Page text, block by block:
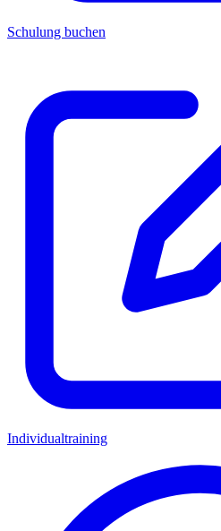
Schulung buchen
Individualtraining